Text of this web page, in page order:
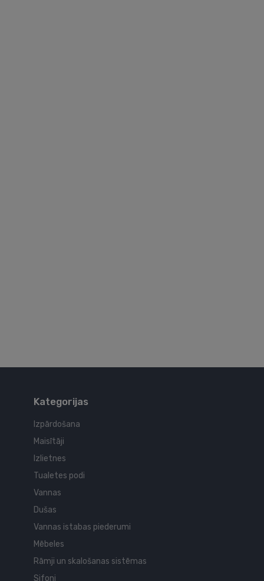
Kategorijas
Izpārdošana
Maisītāji
Izlietnes
Tualetes podi
Vannas
Dušas
Vannas istabas piederumi
Mēbeles
Rāmji un skalošanas sistēmas
Sifoni